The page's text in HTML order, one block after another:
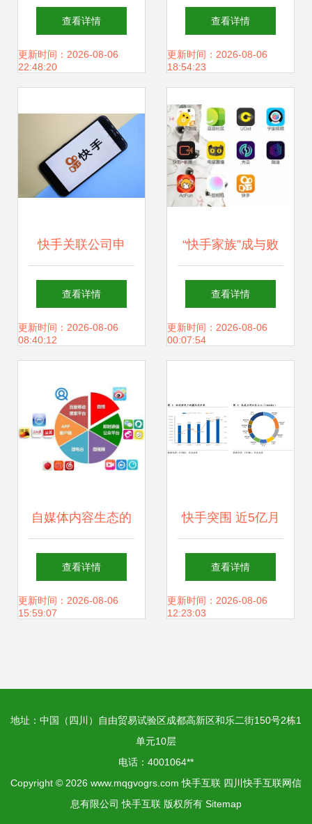
企业接力1.56亿捐
款，物资调配助力
查看详情
更新时间：2026-08-06
22:48:20
标 从昵称到品牌资
产的地域化转型
查看详情
更新时间：2026-08-06
18:54:23
快手关联公司申
请“666”商标背后的
业绩阵痛 2020年
查看详情
更新时间：2026-08-06
08:40:12
“快手家族”成与败
一年10款APP，孵
化易，运营难
查看详情
更新时间：2026-08-06
00:07:54
自媒体内容生态的
极致 像大海一样，
流淌共赢的智慧与
查看详情
更新时间：2026-08-06
15:59:07
快手突围 近5亿月
活用户的广告与电
商双引擎崛起
查看详情
更新时间：2026-08-06
12:23:03
地址：中国（四川）自由贸易试验区成都高新区和乐二街150号2栋1
单元10层
电话：4001064**
Copyright © 2026 www.mqgvogrs.com 快手互联 四川快手互联网信
息有限公司 快手互联 版权所有 Sitemap